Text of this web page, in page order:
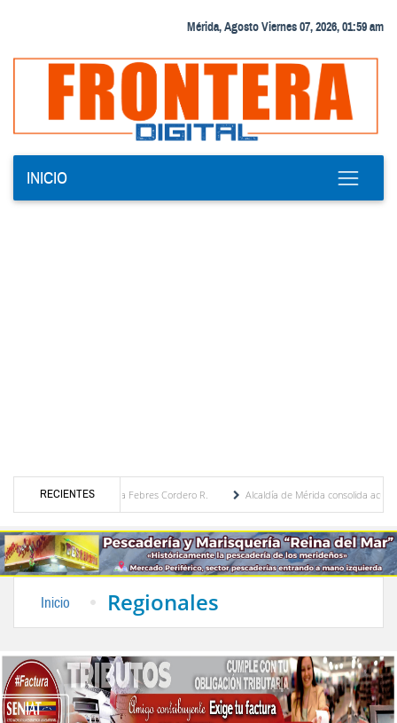
Mérida, Agosto Viernes 07, 2026, 01:59 am
INICIO
RECIENTES
por María Eugenia Febres Cordero R.
Alcaldía de Mérida consolida acuerdos
Inicio Regionales